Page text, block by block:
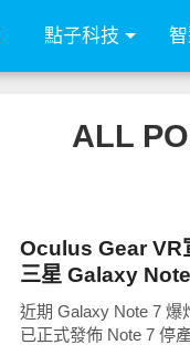
點子科技
ALL
Oculus Gear VR
三星 Galaxy
近期 Galaxy Note 7 爆
已正式發佈 Note 7 停